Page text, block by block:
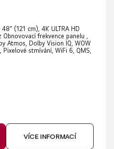
(121 cm), 4K ULTRA HD
frekvence panelu ,
Atmos, Dolby Vision IQ, WOW
Pixelové stmívání, WiFi 6, QMS,
VÍCE INFORMACÍ